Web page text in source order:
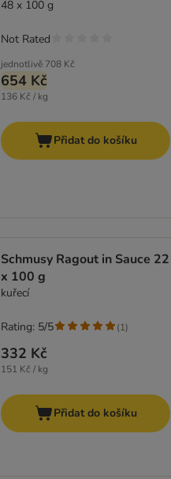
48 x 100 g
jednotlivě 708 Kč
654 Kč
136 Kč / kg
Not Rated
Přidat do košíku
Schmusy Ragout in Sauce 22
x 100 g
kuřecí
332 Kč
151 Kč / kg
Rating: 5/5 (1)
Přidat do košíku